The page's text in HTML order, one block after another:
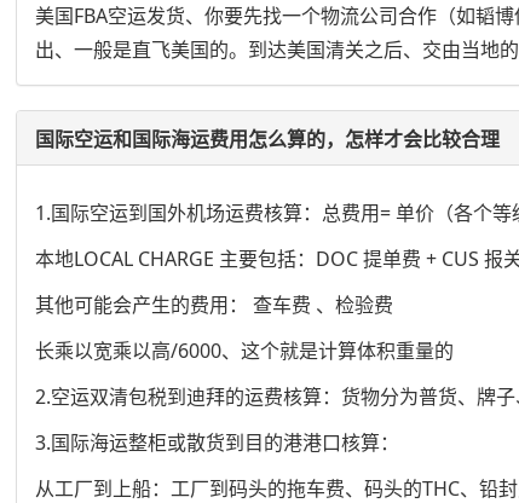
美国FBA空运发货、你要先找一个物流公司合作（如韬
出、一般是直飞美国的。到达美国清关之后、交由当地
国际空运和国际海运费用怎么算的，怎样才会比较合理
1.国际空运到国外机场运费核算：总费用= 单价（各个等
本地LOCAL CHARGE 主要包括：DOC 提单费 + CUS 报
其他可能会产生的费用： 查车费 、检验费
长乘以宽乘以高/6000、这个就是计算体积重量的
2.空运双清包税到迪拜的运费核算：货物分为普货、牌
3.国际海运整柜或散货到目的港港口核算：
从工厂到上船：工厂到码头的拖车费、码头的THC、铅